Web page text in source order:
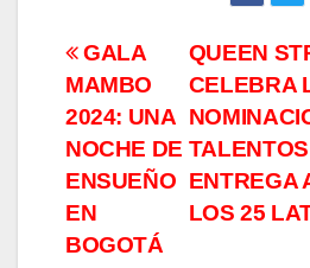
Navegación
de
entradas
QUEEN
CELEBRA
ENTREGA
LOS 25
GALA
MAMBO
2024: UNA
NOCHE DE
ENSUEÑO
EN
BOGOTÁ